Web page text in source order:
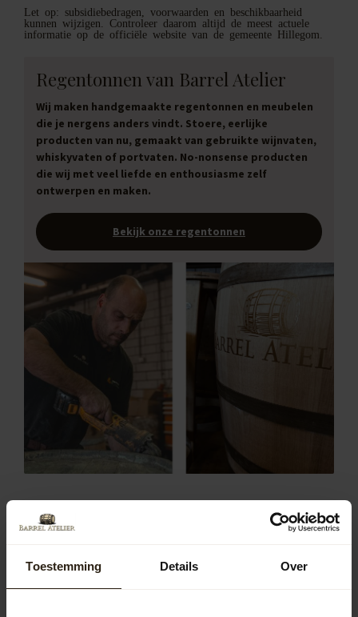
Toestemming Details Over
Let op: subsidiebedragen, voorwaarden en beschikbaarheid
kunnen wijzigen. Controleer daarom altijd de meest actuele
informatie op de officiële website van de gemeente Hillegom.
Regentonnen van Barrel Atelier
Wij maken handgemaakte regentonnen en meubelen
die je nergens anders vindt. Stoere, eerlijke
producten van nu, gemaakt van gebruikte wijnvaten,
whiskyvaten of portvaten. No-nonsense producten
die wij met veel liefde en enthousiasme zelf
ontwerpen en maken.
Bekijk onze regentonnen
Populaire soorten regentonnen in
gemeente Hillegom
populair, waaronder hout, zink en kunststof. Houten
regentonnen bieden een authentieke uitstraling en